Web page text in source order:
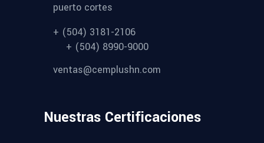
puerto cortes
+ (504) 3181-2106
+ (504) 8990-9000
ventas@cemplushn.com
Nuestras Certificaciones